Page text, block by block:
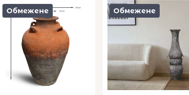
Обмежене Обмежене